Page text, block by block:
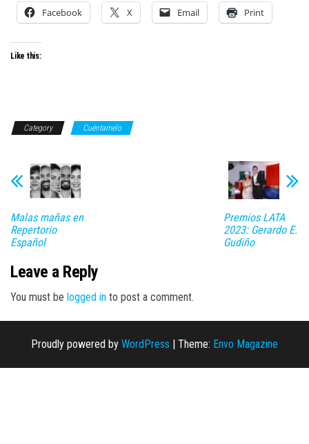
Facebook X Email Print
Like this:
Category Cuéntamelo
Malas mañas en
Repertorio
Español
Premios LATA
2023: Gerardo E.
Gudiño
Leave a Reply
You must be logged in to post a comment.
Proudly powered by WordPress Theme: Envo Magazine